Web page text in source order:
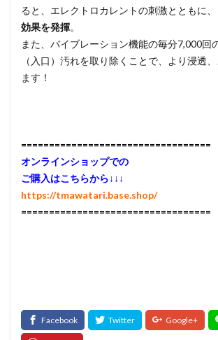
ると、エレクトロカレントの刺激とともに、
効果を発揮。
また、バイブレーション機能の毎分7,000回
（入口）汚れを取り除くことで、より浸透
ます！
==================================
オンラインショップでの
ご購入はこちらから↓↓↓
https://tmawatari.base.shop/
==================================